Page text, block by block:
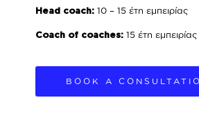
Head coach: 10 – 15 έτη εμπειρίας
Coach of coaches:15 έτη εμπειρίας
BOOK A